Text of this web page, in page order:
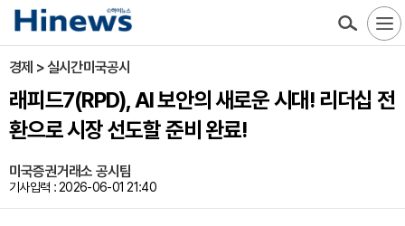
경제 > 실시간미국공시
래피드7(RPD), AI 보안의 새로운 시대! 리더십 전
환으로 시장 선도할 준비 완료!
미국증권거래소 공시팀
기사입력 : 2026-06-01 21:40